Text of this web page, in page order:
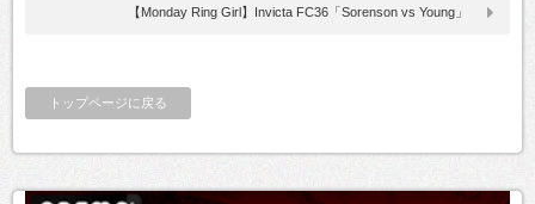
【Monday Ring Girl】Invicta FC36「Sorenson vs Young」
トップページに戻る